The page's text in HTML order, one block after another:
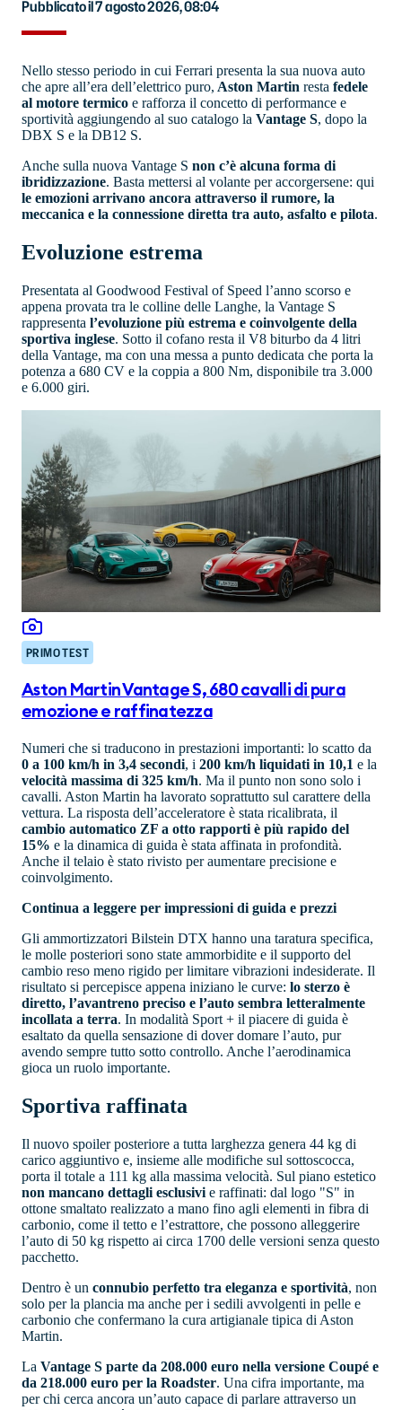
Pubblicato il 7 agosto 2026, 08:04
Nello stesso periodo in cui Ferrari presenta la sua nuova auto
che apre all’era dell’elettrico puro, Aston Martin resta fedele
al motore termico e rafforza il concetto di performance e
sportività aggiungendo al suo catalogo la Vantage S, dopo la
DBX S e la DB12 S.
Anche sulla nuova Vantage S non c’è alcuna forma di
ibridizzazione. Basta mettersi al volante per accorgersene: qui
le emozioni arrivano ancora attraverso il rumore, la
meccanica e la connessione diretta tra auto, asfalto e pilota.
Evoluzione estrema
Presentata al Goodwood Festival of Speed l’anno scorso e
appena provata tra le colline delle Langhe, la Vantage S
rappresenta l’evoluzione più estrema e coinvolgente della
sportiva inglese. Sotto il cofano resta il V8 biturbo da 4 litri
della Vantage, ma con una messa a punto dedicata che porta la
potenza a 680 CV e la coppia a 800 Nm, disponibile tra 3.000
e 6.000 giri.
PRIMO TEST
Aston Martin Vantage S, 680 cavalli di pura
emozione e raffinatezza
Numeri che si traducono in prestazioni importanti: lo scatto da
0 a 100 km/h in 3,4 secondi, i 200 km/h liquidati in 10,1 e la
velocità massima di 325 km/h. Ma il punto non sono solo i
cavalli. Aston Martin ha lavorato soprattutto sul carattere della
vettura. La risposta dell’acceleratore è stata ricalibrata, il
cambio automatico ZF a otto rapporti è più rapido del
15% e la dinamica di guida è stata affinata in profondità.
Anche il telaio è stato rivisto per aumentare precisione e
coinvolgimento.
Continua a leggere per impressioni di guida e prezzi
Gli ammortizzatori Bilstein DTX hanno una taratura specifica,
le molle posteriori sono state ammorbidite e il supporto del
cambio reso meno rigido per limitare vibrazioni indesiderate. Il
risultato si percepisce appena iniziano le curve: lo sterzo è
diretto, l’avantreno preciso e l’auto sembra letteralmente
incollata a terra. In modalità Sport + il piacere di guida è
esaltato da quella sensazione di dover domare l’auto, pur
avendo sempre tutto sotto controllo. Anche l’aerodinamica
gioca un ruolo importante.
Sportiva raffinata
Il nuovo spoiler posteriore a tutta larghezza genera 44 kg di
carico aggiuntivo e, insieme alle modifiche sul sottoscocca,
porta il totale a 111 kg alla massima velocità. Sul piano estetico
non mancano dettagli esclusivi e raffinati: dal logo "S" in
ottone smaltato realizzato a mano fino agli elementi in fibra di
carbonio, come il tetto e l’estrattore, che possono alleggerire
l’auto di 50 kg rispetto ai circa 1700 delle versioni senza questo
pacchetto.
Dentro è un connubio perfetto tra eleganza e sportività, non
solo per la plancia ma anche per i sedili avvolgenti in pelle e
carbonio che confermano la cura artigianale tipica di Aston
Martin.
La Vantage S parte da 208.000 euro nella versione Coupé e
da 218.000 euro per la Roadster. Una cifra importante, ma
per chi cerca ancora un’auto capace di parlare attraverso un